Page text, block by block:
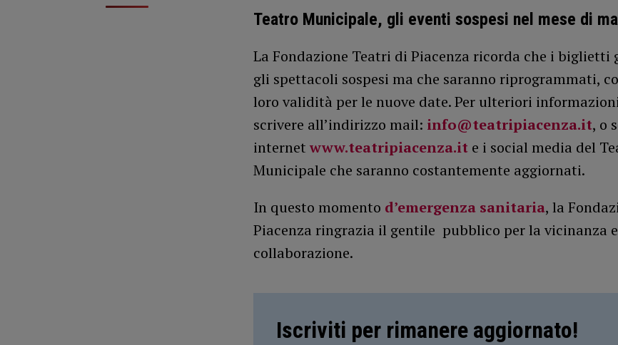
Teatro Municipale, gli eventi sospesi nel mese di
La Fondazione Teatri di Piacenza ricorda che i biglietti
gli spettacoli sospesi ma che saranno riprogrammati,
loro validità per le nuove date. Per ulteriori
scrivere all’indirizzo mail: info@teatripiacenza.it, o
internet www.teatripiacenza.ite i social media del
Municipale che saranno costantemente aggiornati.
In questo momento d’emergenza sanitaria, la
Piacenza ringrazia il gentile pubblico per la vicinanza
collaborazione.
Iscriviti per rimanere aggiornato!